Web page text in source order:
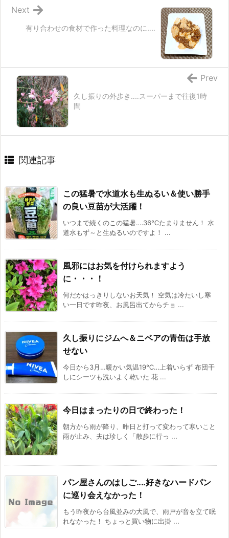
有り合わせの食材で作った料理なのに‥‥
Next
久し振りの外歩き‥‥スーパーまで往復1時
間
Prev
関連記事
この猛暑で水道水も生ぬるい＆使い勝手
の良い豆苗が大活躍！
いつまで続くのこの猛暑‥‥36℃たまりません！ 水
道水もず～と生ぬるいのですよ！ ...
風邪にはお気を付けられますよう
に・・・！
何だかはっきりしないお天気！ 空気は冷たいし寒
い一日です昨夜、お風呂出てからチョ ...
久し振りにジムへ＆ニベアの青缶は手放
せない
今日から3月…暖かい気温19℃…上着いらず 布団干
しにシーツも洗いよく乾いた 花 ...
今日はまったりの日で終わった！
朝方から雨が降り、昨日と打って変わって寒いこと
雨が止み、夫は珍しく「散歩に行っ ...
パン屋さんのはしご‥‥好きなハードパン
に巡り会えなかった！
もう昨夜から台風並みの大風で、雨戸が音を立て眠
れなかった！ ちょっと買い物に出掛 ...